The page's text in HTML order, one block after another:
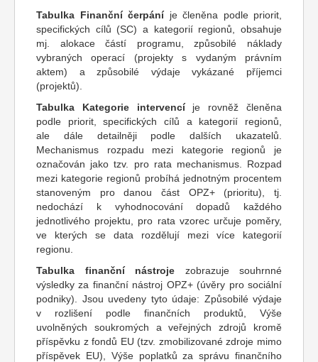
Tabulka Finanční čerpáníje členěna podle priorit,
specifických cílů (SC) a kategorií regionů, obsahuje
mj. alokace částí programu, způsobilé náklady
vybraných operací (projekty s vydaným právním
aktem) a způsobilé výdaje vykázané příjemci
(projektů).
Tabulka Kategorie intervencí je rovněž členěna
podle priorit, specifických cílů a kategorií regionů,
ale dále detailněji podle dalších ukazatelů.
Mechanismus rozpadu mezi kategorie regionů je
označován jako tzv. pro rata mechanismus. Rozpad
mezi kategorie regionů probíhá jednotným procentem
stanoveným pro danou část OPZ+ (prioritu), tj.
nedochází k vyhodnocování dopadů každého
jednotlivého projektu, pro rata vzorec určuje poměry,
ve kterých se data rozdělují mezi více kategorií
regionu.
Tabulka finanční nástroje zobrazuje souhrnné
výsledky za finanční nástroj OPZ+ (úvěry pro sociální
podniky). Jsou uvedeny tyto údaje: Způsobilé výdaje
v rozlišení podle finančních produktů, Výše
uvolněných soukromých a veřejných zdrojů kromě
příspěvku z fondů EU (tzv. zmobilizované zdroje mimo
příspěvek EU), Výše poplatků za správu finančního